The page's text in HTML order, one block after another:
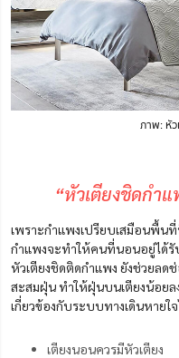
ภาพ: หั
“หัวเตียงชิดกำ
เพราะกำแพงเปรียบเสมือนพื้นที่
กำแพงจะทำให้คนที่นอนอยู่ได้
หัวเตียงชิดติดกำแพง ยังช่วยลด
สะสมฝุ่น ทำให้ฝุ่นบนเตียงน้อยล
เกี่ยวข้องกับระบบทางเดินหายใ
เตียงนอนควรมีหัวเตียง